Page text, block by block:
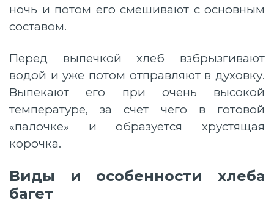
ночь и потом его смешивают с основным
составом.
Перед выпечкой хлеб взбрызгивают
водой и уже потом отправляют в духовку.
Выпекают его при очень высокой
температуре, за счет чего в готовой
«палочке» и образуется хрустящая
корочка.
Виды и особенности хлеба
багет